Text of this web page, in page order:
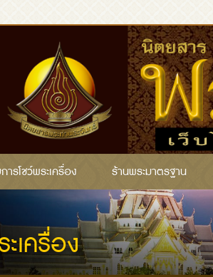
ารโชว์พระเครื่อง ร้านพระมาตรฐาน
เครื่อง